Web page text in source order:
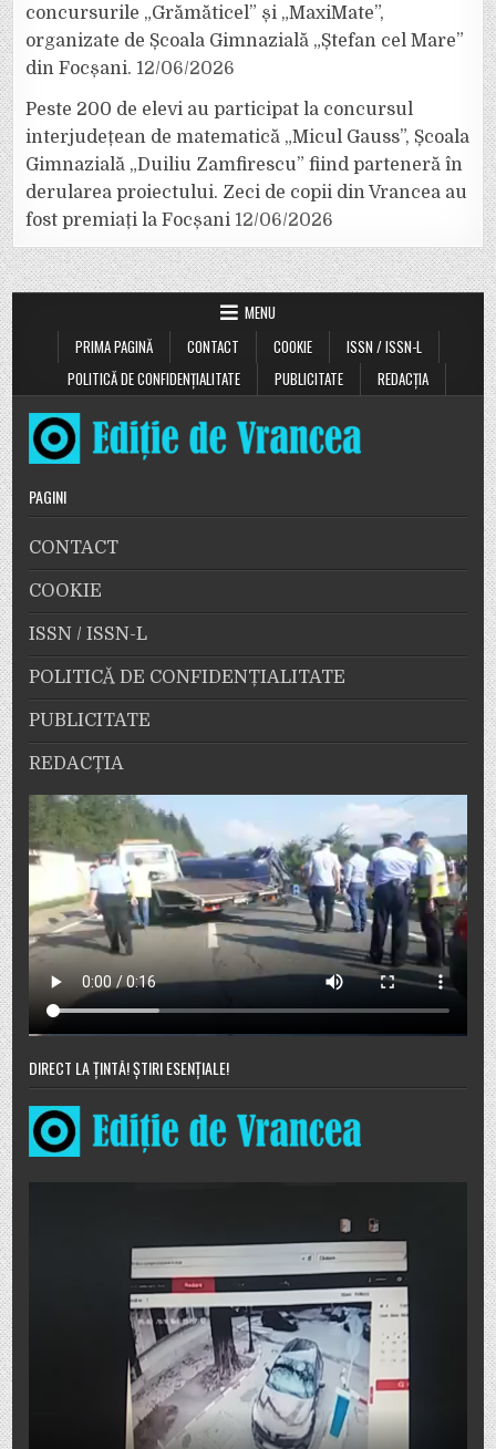
concursurile „Grămăticel” și „MaxiMate”,
organizate de Școala Gimnazială „Ștefan cel Mare”
din Focșani. 12/06/2026
Peste 200 de elevi au participat la concursul
interjudețean de matematică „Micul Gauss”, Școala
Gimnazială „Duiliu Zamfirescu” fiind parteneră în
derularea proiectului. Zeci de copii din Vrancea au
fost premiați la Focșani 12/06/2026
MENU
PRIMA PAGINĂ
CONTACT COOKIE
ISSN / ISSN-L
POLITICĂ DE CONFIDENȚIALITATE
PUBLICITATE REDACȚIA
PAGINI
CONTACT
COOKIE
ISSN / ISSN-L
POLITICĂ DE CONFIDENȚIALITATE
PUBLICITATE
REDACȚIA
DIRECT LA ȚINTĂ! ȘTIRI ESENȚIALE!